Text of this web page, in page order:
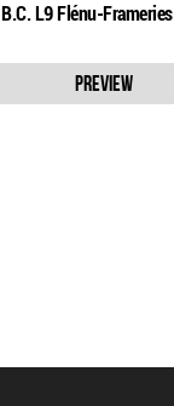
B.C. L9 Flénu-Frameries
Preview